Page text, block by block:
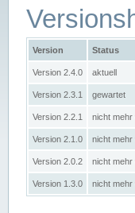
Version Status
Version 2.4.0 aktuell
Version 2.3.1 gewartet
Version 2.2.1 nicht
Version 2.1.0 nicht
Version 2.0.2 nicht
Version 1.3.0 nicht